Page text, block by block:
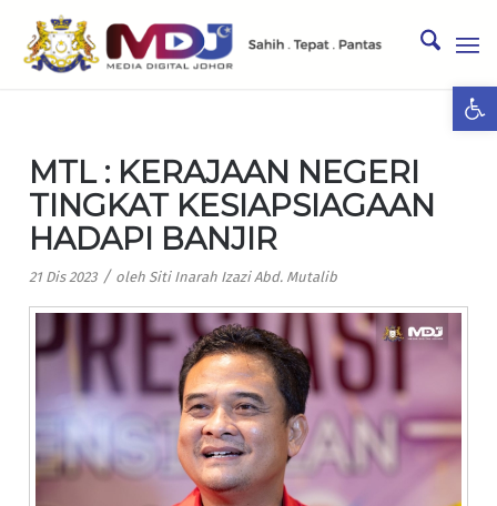
MTL : KERAJAAN NEGERI
TINGKAT KESIAPSIAGAAN
HADAPI BANJIR
21 Dis 2023 / oleh Siti Inarah Izazi Abd. Mutalib